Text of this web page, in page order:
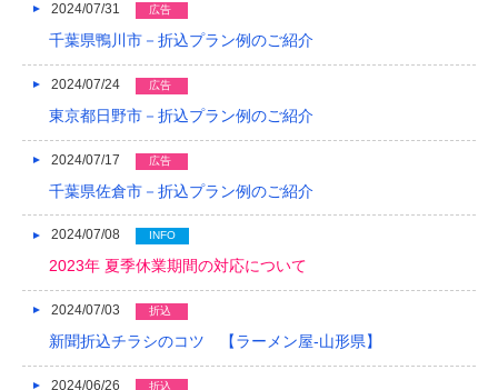
2024/07/31 広告
千葉県鴨川市－折込プラン例のご紹介
2024/07/24 広告
東京都日野市－折込プラン例のご紹介
2024/07/17 広告
千葉県佐倉市－折込プラン例のご紹介
2024/07/08 INFO
2023年 夏季休業期間の対応について
2024/07/03 折込
新聞折込チラシのコツ 【ラーメン屋-山形県】
2024/06/26 折込